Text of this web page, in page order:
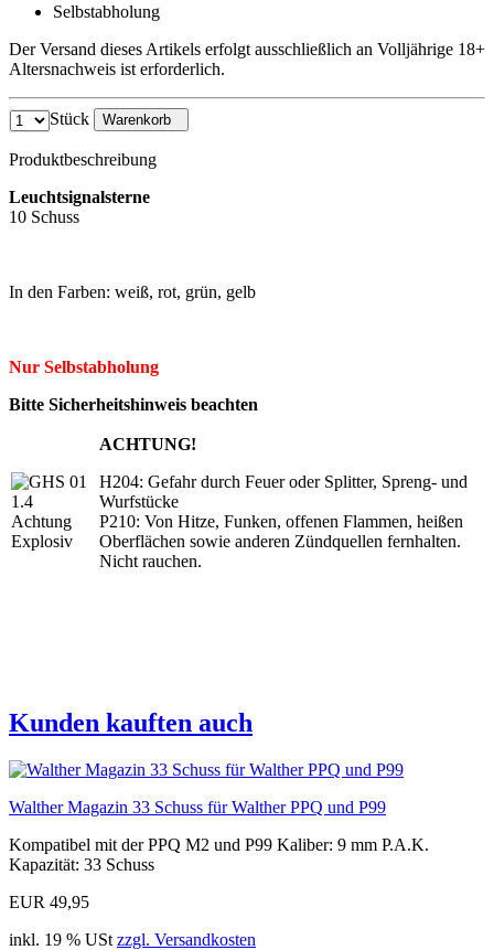
Selbstabholung
Der Versand dieses Artikels erfolgt ausschließlich an Volljährige 18+
Altersnachweis ist erforderlich.
Stück Warenkorb
Produktbeschreibung
Leuchtsignalsterne
10 Schuss
In den Farben: weiß, rot, grün, gelb
Nur Selbstabholung
Bitte Sicherheitshinweis beachten
ACHTUNG!
H204: Gefahr durch Feuer oder Splitter, Spreng- und
Wurfstücke
P210: Von Hitze, Funken, offenen Flammen, heißen
Oberflächen sowie anderen Zündquellen fernhalten.
Nicht rauchen.
Kunden kauften auch
Walther Magazin 33 Schuss für Walther PPQ und P99
Kompatibel mit der PPQ M2 und P99 Kaliber: 9 mm P.A.K.
Kapazität: 33 Schuss
EUR 49,95
inkl. 19 % USt zzgl. Versandkosten